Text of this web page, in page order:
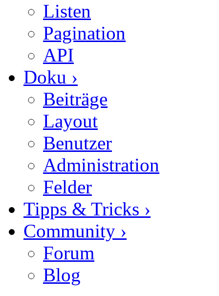
Listen
Pagination
API
Doku ›
Beiträge
Layout
Benutzer
Administration
Felder
Tipps & Tricks ›
Community ›
Forum
Blog